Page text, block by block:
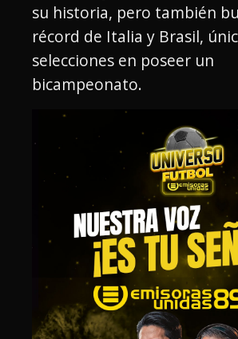
su historia, pero también
récord de Italia y Brasil,
selecciones en poseer un
bicampeonato.